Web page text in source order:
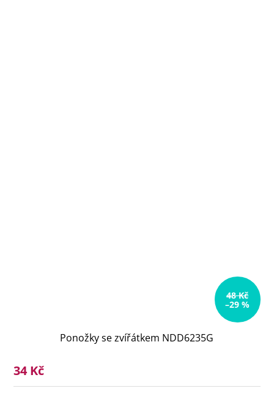
48 Kč
–29 %
Ponožky se zvířátkem NDD6235G
34 Kč